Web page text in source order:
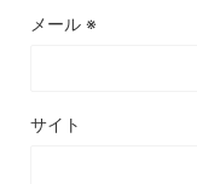
メール ※
サイト